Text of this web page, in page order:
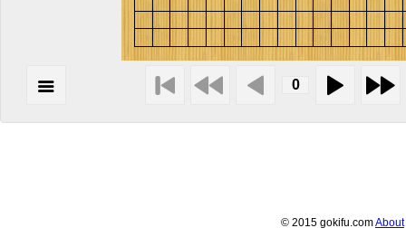
© 2015 gokifu.comAbout